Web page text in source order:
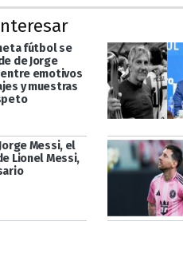
fútbol se
de Jorge
emotivos
y muestras
Messi, el
Lionel Messi,